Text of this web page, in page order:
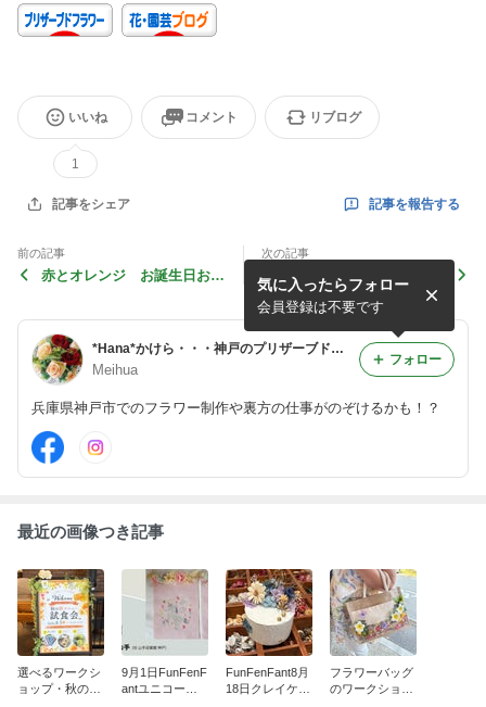
いいね
1
コメント リブログ
記事をシェア 記事を報告する
前の記事
赤とオレンジ お誕生日お祝
次の記事
*Hana*かけら・・・神戸のプリザーブドフラワー・フラワーギフト専門店Meihua
Meihua
兵庫県神戸市でのフラワー制作や裏方の仕事がのぞけるかも！？
気に入ったらフォロー
会員登録は不要です
フォロー
最近の画像つき記事
選べるワークシ
ョップ・秋の新
9月1日FunFenF
antユニコーン
FunFenFant8月
18日クレイケー
フラワーバッグ
のワークショッ